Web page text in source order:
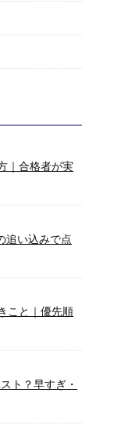
｜合格者が実
追い込みで点
こと｜優先順
ト？早すぎ・